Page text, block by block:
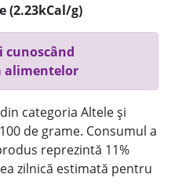
(2.23kCal/g)
cunoscând
alimentelor
categoria Altele și
de grame. Consumul a
reprezintă 11%
zilnică estimată pentru